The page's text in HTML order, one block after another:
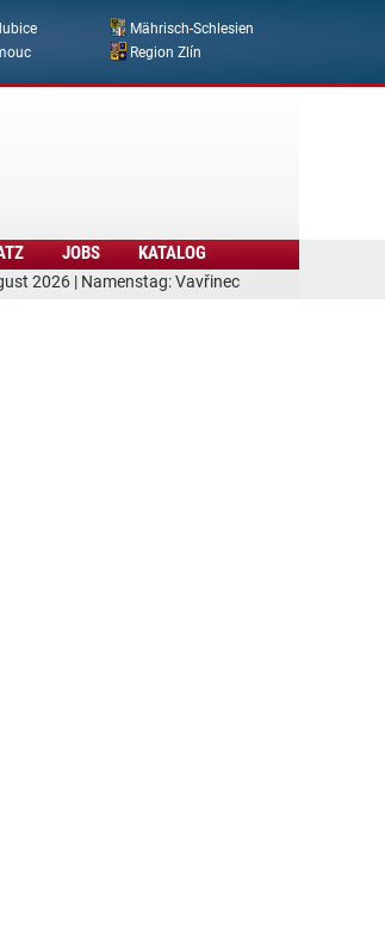
Mährisch-Schlesien
Region Zlín
2026 | Namenstag: Vavřinec
JOBS KATALOG